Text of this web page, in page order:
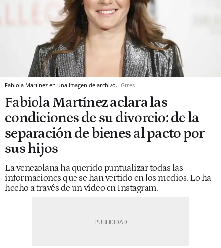
Fabiola Martínez en una imagen de archivo. Gtres
Fabiola Martínez aclara las
condiciones de su divorcio: de la
separación de bienes al pacto por
sus hijos
La venezolana ha querido puntualizar todas las
informaciones que se han vertido en los medios. Lo ha
hecho a través de un vídeo en Instagram.